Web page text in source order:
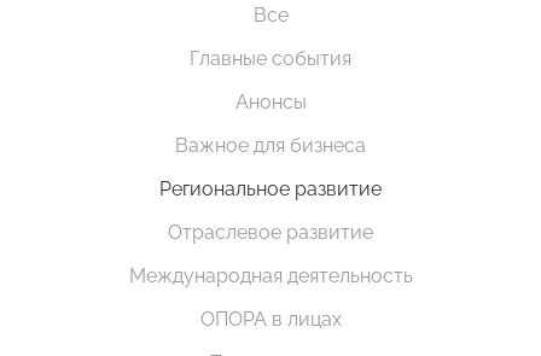
Все
Главные события
Анонсы
Важное для бизнеса
Региональное развитие
Отраслевое развитие
Международная деятельность
ОПОРА в лицах